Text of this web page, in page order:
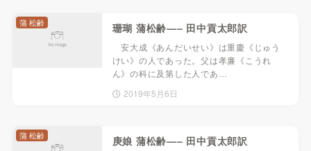
珊瑚 蒲松齢—– 田中貢太郎訳
安大成《あんだいせい》は重慶《じゅう
けい》の人であった。父は孝廉《こうれ
ん》の科に及第した人であ…
2019年5月6日
蒲 松齢
庚娘 蒲松齢—– 田中貢太郎訳
蒲 松齢